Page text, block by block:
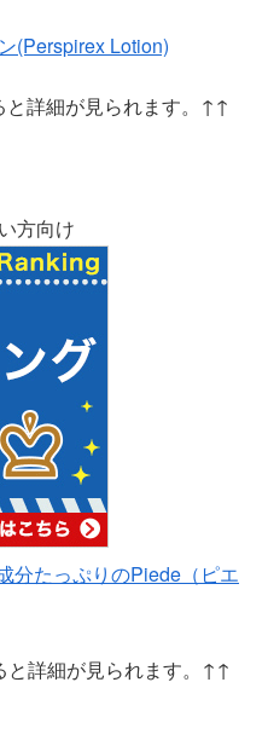
(Perspirex Lotion)
詳細が見られます。↑↑
方向け
分たっぷりのPiede（ピエ
詳細が見られます。↑↑